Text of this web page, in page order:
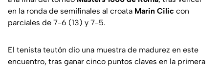
en la ronda de semifinales al croata Marin Cilic con
parciales de 7-6 (13) y 7-5.
El tenista teutón dio una muestra de madurez en este
encuentro, tras ganar cinco puntos claves en la primera